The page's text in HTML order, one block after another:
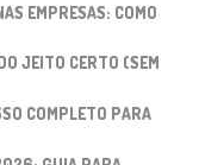
EMPRESAS: COMO
JEITO CERTO (SEM
COMPLETO PARA